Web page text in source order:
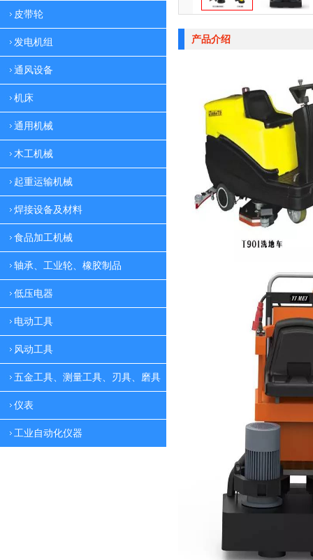
皮带轮
发电机组
通风设备
机床
通用机械
木工机械
起重运输机械
焊接设备及材料
食品加工机械
轴承、工业轮、橡胶制品
低压电器
电动工具
风动工具
五金工具、测量工具、刃具、磨具
仪表
工业自动化仪器
产品介绍